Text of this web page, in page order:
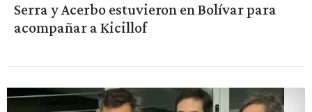
Serra y Acerbo estuvieron en Bolívar para
acompañar a Kicillof